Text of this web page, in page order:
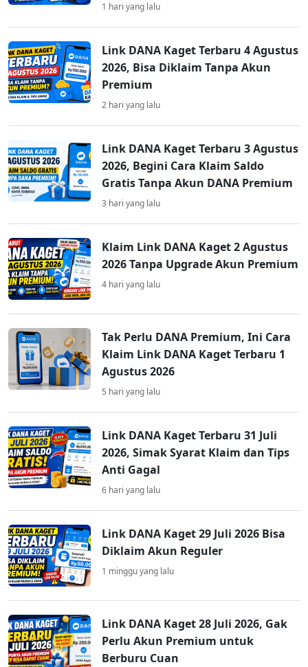
1 hari yang lalu
Link DANA Kaget Terbaru 4 Agustus
2026, Bisa Diklaim Tanpa Akun
Premium
2 hari yang lalu
Link DANA Kaget Terbaru 3 Agustus
2026, Begini Cara Klaim Saldo
Gratis Tanpa Akun DANA Premium
3 hari yang lalu
Klaim Link DANA Kaget 2 Agustus
2026 Tanpa Upgrade Akun Premium
4 hari yang lalu
Tak Perlu DANA Premium, Ini Cara
Klaim Link DANA Kaget Terbaru 1
Agustus 2026
5 hari yang lalu
Link DANA Kaget Terbaru 31 Juli
2026, Simak Syarat Klaim dan Tips
Anti Gagal
6 hari yang lalu
Link DANA Kaget 29 Juli 2026 Bisa
Diklaim Akun Reguler
1 minggu yang lalu
Link DANA Kaget 28 Juli 2026, Gak
Perlu Akun Premium untuk
Berburu Cuan